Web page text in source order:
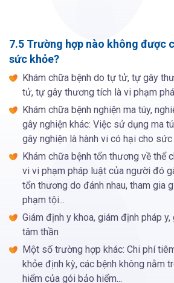
7.5 Trường hợp nào không được
sức khỏe?
Khám chữa bệnh do tự tử, tự gây
tử, tự gây thương tích là vi phạm
Khám chữa bệnh nghiện ma túy,
gây nghiện khác: Việc sử dụng ma
gây nghiện là hành vi có hại cho
Khám chữa bệnh tổn thương về thể
vi vi phạm pháp luật của người đó
tổn thương do đánh nhau, tham gia
phạm tội...
Giám định y khoa, giám định pháp
tâm thần
Một số trường hợp khác: Chi phí
khỏe định kỳ, các bệnh không nằm
hiểm của gói bảo hiểm...